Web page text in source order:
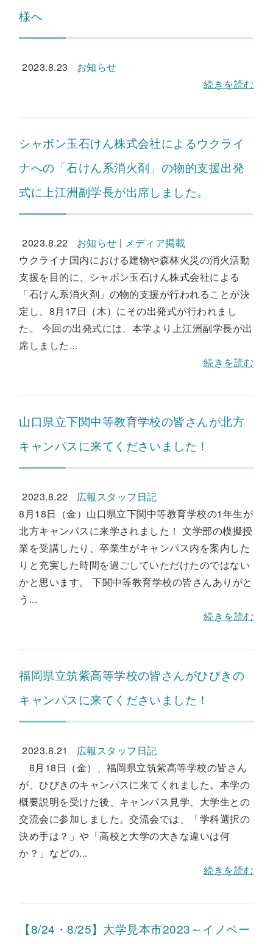
様へ
2023.8.23
お知らせ
続きを読む
シャボン玉石けん株式会社によるウクライ
ナへの「石けん系消火剤」の物的支援出発
式に上江洲副学長が出席しました。
2023.8.22 お知らせ | メディア掲載
ウクライナ国内における建物や森林火災の消火活動
支援を目的に、シャボン玉石けん株式会社による
「石けん系消火剤」の物的支援が行われることが決
定し、8月17日（木）にその出発式が行われまし
た。 今回の出発式には、本学より上江洲副学長が出
席しました...
続きを読む
山口県立下関中等教育学校の皆さんが北方
キャンパスに来てくださいました！
2023.8.22
広報スタッフ日記
8月18日（金）山口県立下関中等教育学校の1年生が
北方キャンパスに来学されました！ 文学部の模擬授
業を受講したり、卒業生がキャンパス内を案内した
りと充実した時間を過ごしていただけたのではない
かと思います。 下関中等教育学校の皆さんありがと
う...
続きを読む
福岡県立筑紫高等学校の皆さんがひびきの
キャンパスに来てくださいました！
2023.8.21
広報スタッフ日記
8月18日（金）、福岡県立筑紫高等学校の皆さん
が、ひびきのキャンパスに来てくれました。本学の
概要説明を受けた後、キャンパス見学、大学生との
交流会に参加しました。交流会では、「学科選択の
決め手は？」や「高校と大学の大きな違いは何
か？」などの...
続きを読む
【8/24・8/25】大学見本市2023～イノベー